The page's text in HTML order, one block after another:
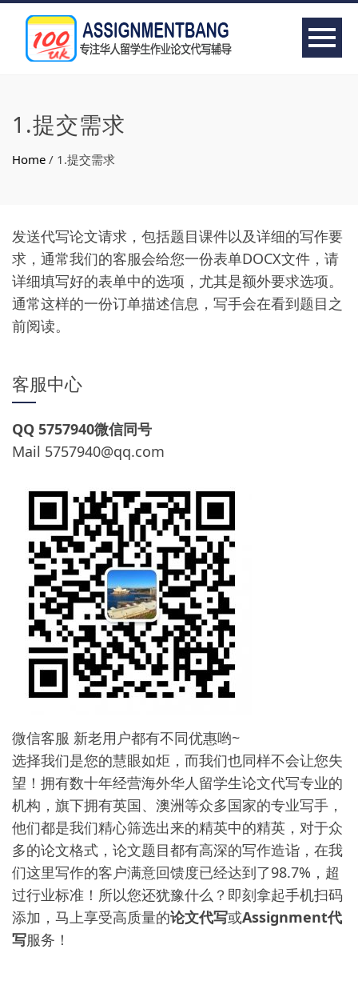
1.提交需求
Home / 1.提交需求
发送代写论文请求，包括题目课件以及详细的写作要
求，通常我们的客服会给您一份表单DOCX文件，请
详细填写好的表单中的选项，尤其是额外要求选项。
通常这样的一份订单描述信息，写手会在看到题目之
前阅读。
客服中心
QQ 5757940微信同号
Mail 5757940@qq.com
微信客服 新老用户都有不同优惠哟~
选择我们是您的慧眼如炬，而我们也同样不会让您失
望！拥有数十年经营海外华人留学生论文代写专业的
机构，旗下拥有英国、澳洲等众多国家的专业写手，
他们都是我们精心筛选出来的精英中的精英，对于众
多的论文格式，论文题目都有高深的写作造诣，在我
们这里写作的客户满意回馈度已经达到了98.7%，超
过行业标准！所以您还犹豫什么？即刻拿起手机扫码
添加，马上享受高质量的论文代写或Assignment代
写服务！